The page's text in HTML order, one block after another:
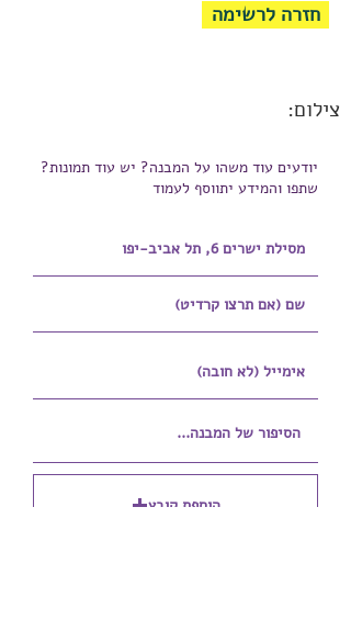
חזרה לרשימה
צילום:
יודעים עוד משהו על המבנה? יש עוד תמונות?
שתפו והמידע יתווסף לעמוד
הוספת קובץ